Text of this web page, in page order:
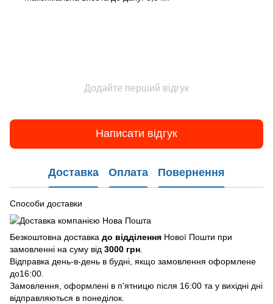
Додайте перший відгук
Написати відгук
Доставка Оплата Повернення
Способи доставки
Безкоштовна доставка до відділення Нової Пошти при
замовленні на суму від 3000 грн
Відправка день-в-день в будні, якщо замовлення оформлене
до16:00.
Замовлення, оформлені в п'ятницю після 16:00 та у вихідні дні
відправляються в понеділок.